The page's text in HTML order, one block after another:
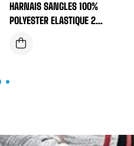
HARNAIS SANGLES 100%
POLYESTER ELASTIQUE 2
ANNEAUX D EN ACIER + SOUS
FESSIERS